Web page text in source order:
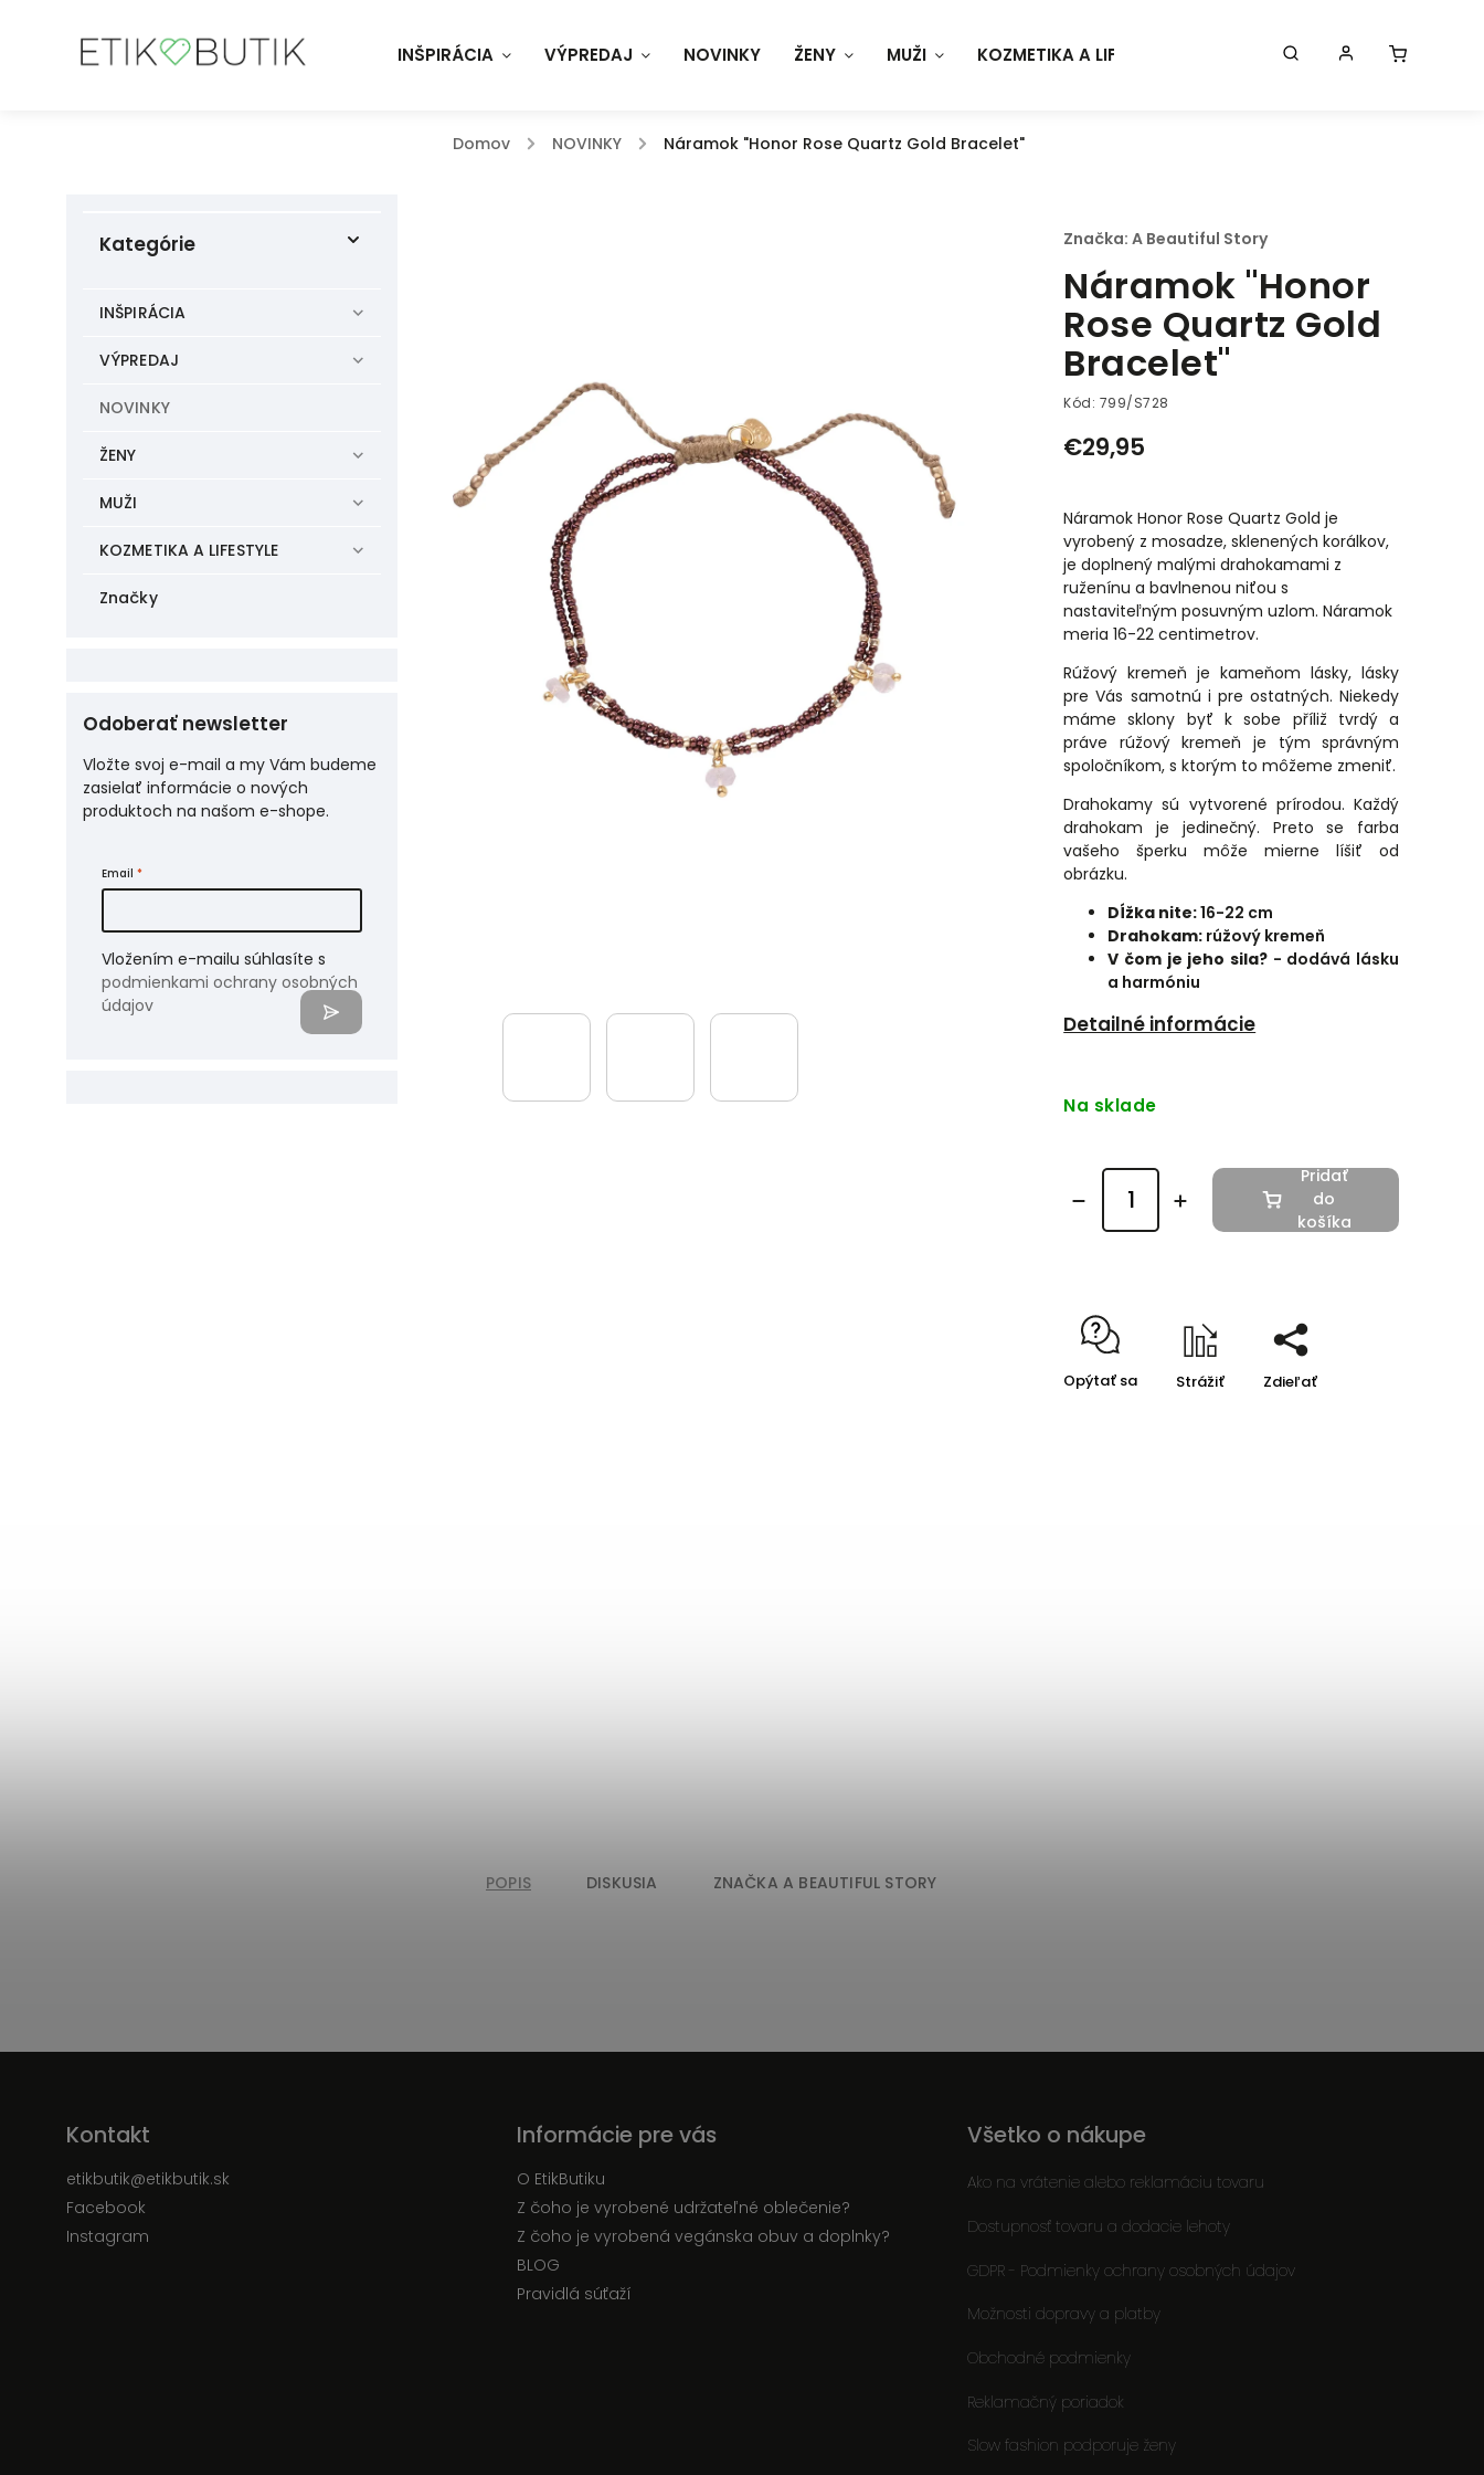
INŠPIRÁCIA VÝPREDAJ NOVINKY ŽENY MUŽI KOZMETIKA A LIFESTYLE KONTAKT BLOG
Domov / NOVINKY / Náramok "Honor Rose Quartz Gold Bracelet"
Kategórie
INŠPIRÁCIA
VÝPREDAJ
NOVINKY
ŽENY
MUŽI
KOZMETIKA A LIFESTYLE
Značky
Odoberať newsletter
Vložte svoj e-mail a my Vám budeme
zasielať informácie o nových
produktoch na našom e-shope.
Email
Vložením e-mailu súhlasíte s
podmienkami ochrany osobných
údajov
Náramok "Honor
Rose Quartz Gold
Bracelet"
Kód: 799/S728
€29,95
Náramok Honor Rose Quartz Gold je
vyrobený z mosadze, sklenených korálkov,
je doplnený malými drahokamami z
ruženínu a bavlnenou niťou s ​​
nastaviteľným posuvným uzlom. Náramok
meria 16-22 centimetrov.
Rúžový kremeň je kameňom lásky, lásky
pre Vás samotnú i pre ostatných. Niekedy
máme sklony byť k sobe příliž tvrdý a
práve rúžový kremeň je tým správným
spoločníkom, s ktorým to môžeme zmeniť.
Drahokamy sú vytvorené prírodou. Každý
drahokam je jedinečný. Preto se farba
vašeho šperku môže mierne líšiť od
obrázku.
Dĺžka nite:16-22 cm
Drahokam: rúžový kremeň
V čom je jeho sila? - dodává lásku
a harmóniu
Detailné informácie
Značka:A Beautiful Story
Na sklade
Pridať
do
košíka
Opýtať sa Strážiť Zdieľať
POPIS DISKUSIA ZNAČKA A BEAUTIFUL STORY
Kontakt
etikbutik@etikbutik.sk
Facebook
Instagram
Informácie pre vás
O EtikButiku
Z čoho je vyrobené udržateľné oblečenie?
Z čoho je vyrobená vegánska obuv a doplnky?
BLOG
Pravidlá súťaží
Všetko o nákupe
Ako na vrátenie alebo reklamáciu tovaru
Dostupnosť tovaru a dodacie lehoty
GDPR - Podmienky ochrany osobných údajov
Možnosti dopravy a platby
Obchodné podmienky
Reklamačný poriadok
Slow fashion podporuje ženy